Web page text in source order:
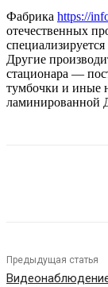
Фабрика https://
отечественных
Другие
стационара —
тумбочки и иные
ламинированной
Предыдущая статья